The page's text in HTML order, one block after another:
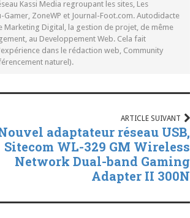
Kassi Media regroupant les sites, Les
Gamer, ZoneWP et Journal-Foot.com. Autodidacte
Digital, la gestion de projet, de même
au Developpement Web. Cela fait
dans le rédaction web, Community
naturel).
ARTICLE SUIVANT
adaptateur réseau USB,
Sitecom WL-329 GM Wireless
Network Dual-band Gaming
Adapter II 300N